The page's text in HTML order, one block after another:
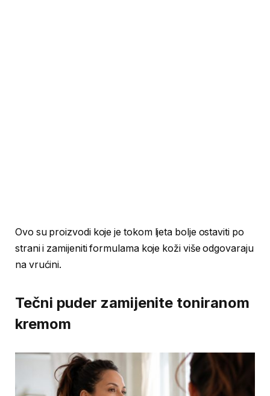
Ovo su proizvodi koje je tokom ljeta bolje ostaviti po
strani i zamijeniti formulama koje koži više odgovaraju
na vrućini.
Tečni puder zamijenite toniranom
kremom